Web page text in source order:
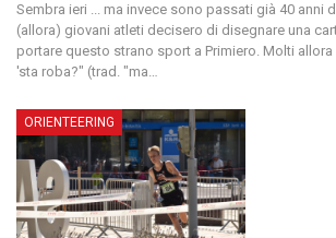
Sembra ieri ... ma invece sono passati già 40 anni
(allora) giovani atleti decisero di disegnare una
portare questo strano sport a Primiero. Molti
'sta roba?" (trad. "ma…
ORIENTEERING